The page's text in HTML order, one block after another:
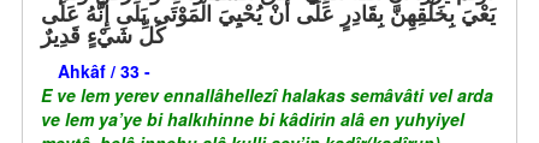
يَعْيَ بِخَلْقِهِنَّ بِقَادِرٍ عَلَى أَنْ يُحْيِيَ الْمَوْتَى بَلَى إِنَّهُ عَلَى
كُلِّ شَيْءٍ قَدِيرٌ
Ahkâf / 33 -
E ve lem yerev ennallâhellezî halakas semâvâti vel arda
ve lem ya’ye bi halkıhinne bi kâdirin alâ en yuhyiyel